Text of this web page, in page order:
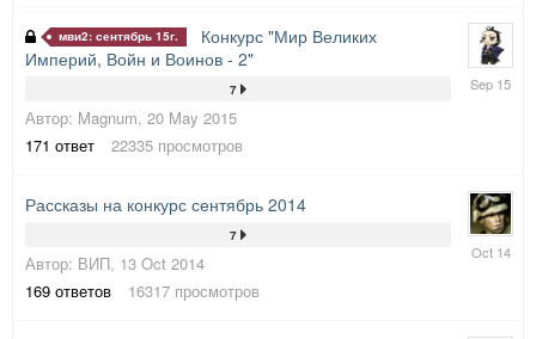
мви2: сентябрь 15г.
Конкурс "Мир Великих
Империй, Войн и Воинов - 2"
7
Автор: Magnum, 20 May 2015
171 ответ 22335 просмотров
6
Sep
Рассказы на конкурс сентябрь 2014
7
Автор: ВИП, 13 Oct 2014
169 ответов 16317 просмотров
30